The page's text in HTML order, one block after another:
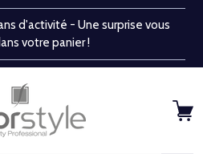
d'activité - Une surprise vous
votre panier !